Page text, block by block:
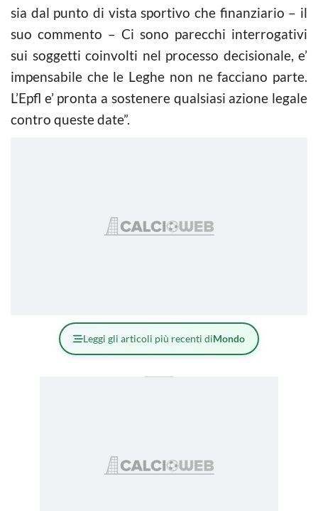
sia dal punto di vista sportivo che finanziario – il
suo commento – Ci sono parecchi interrogativi
sui soggetti coinvolti nel processo decisionale, e’
impensabile che le Leghe non ne facciano parte.
L’Epfl e’ pronta a sostenere qualsiasi azione legale
contro queste date”.
Leggi gli articoli più recenti diMondo